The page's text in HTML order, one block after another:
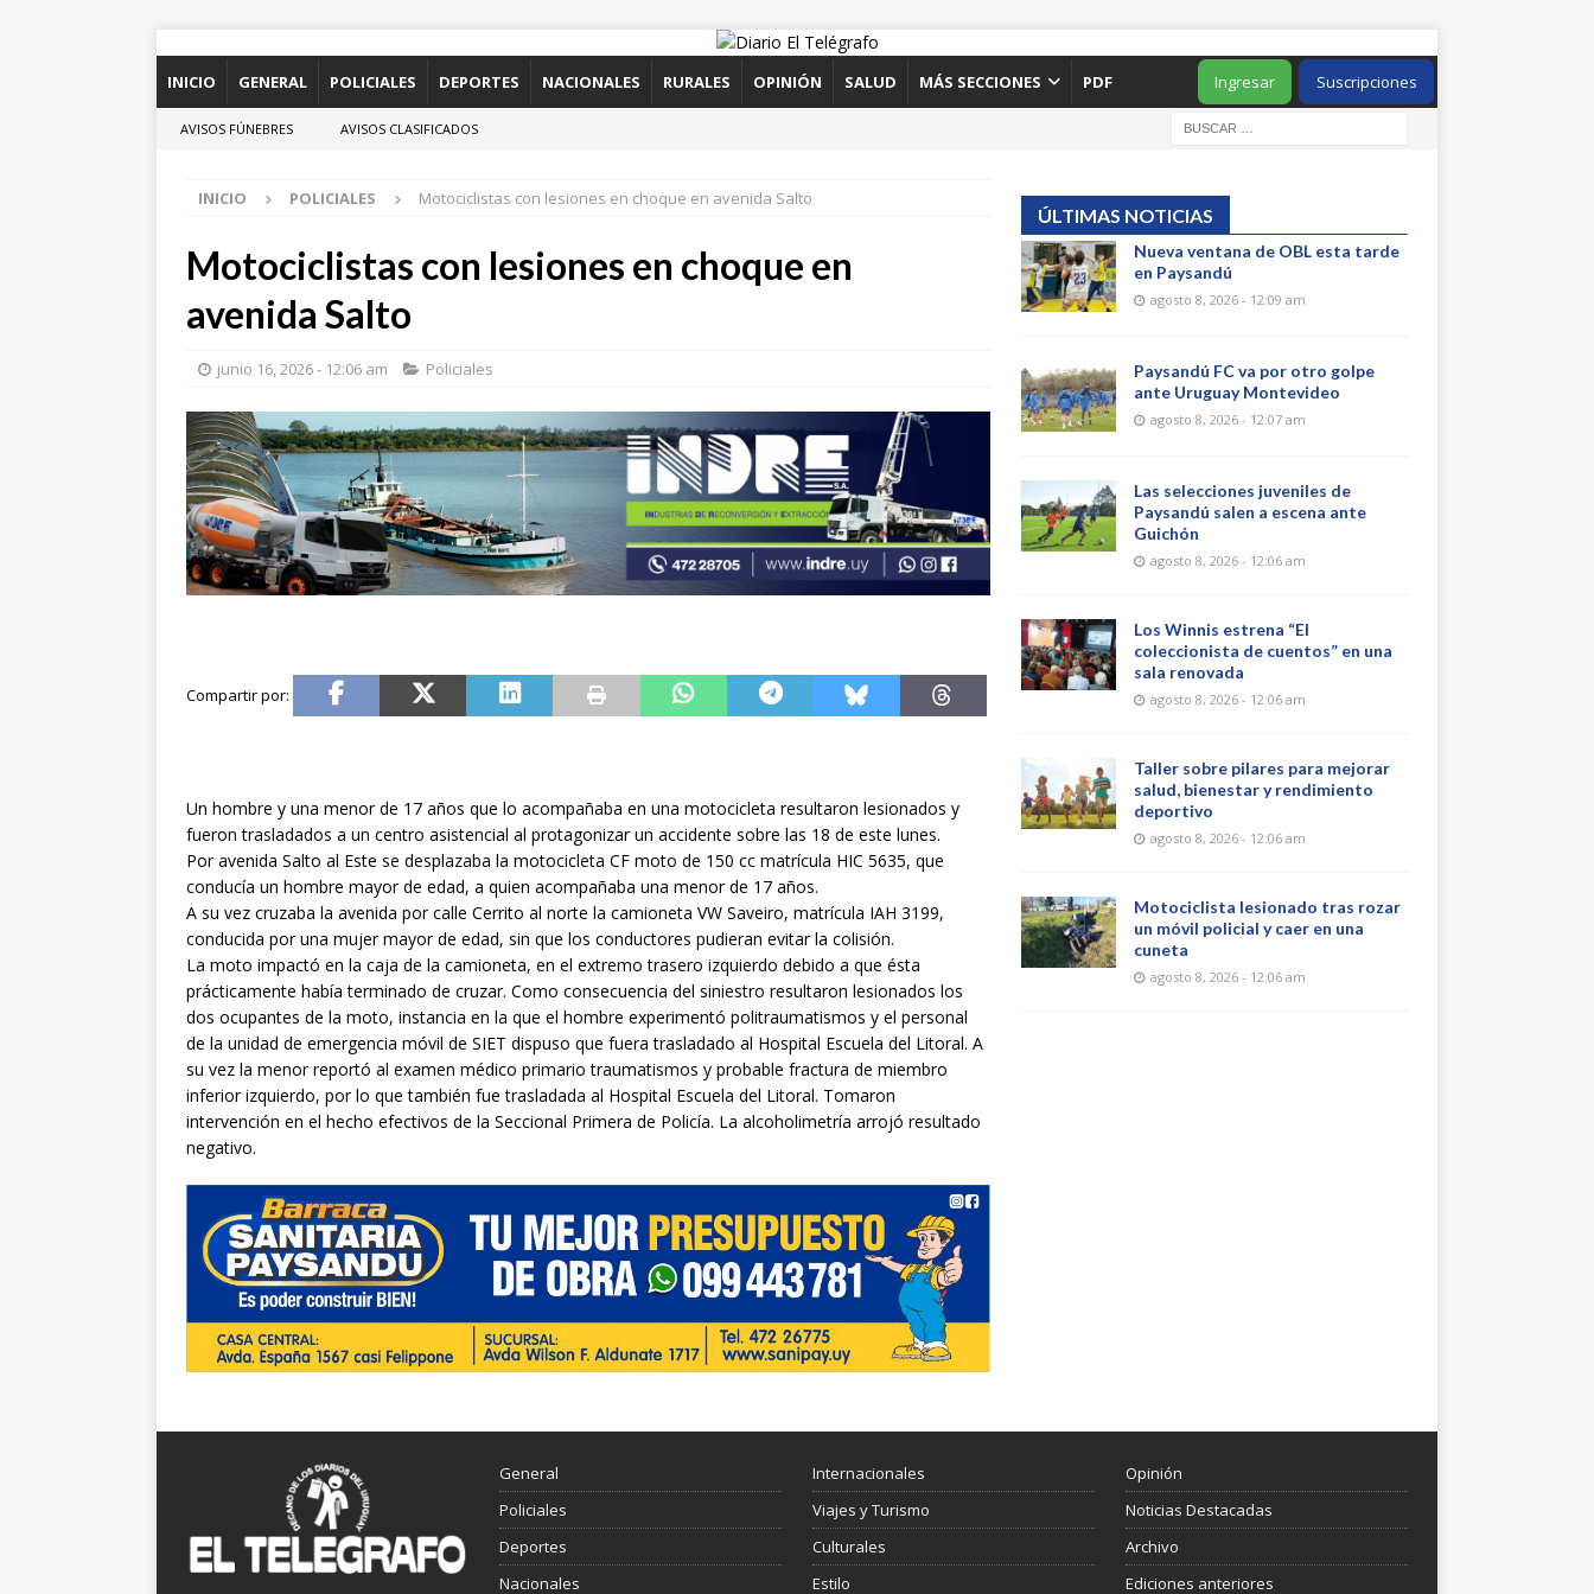
INICIO GENERAL POLICIALES DEPORTES NACIONALES RURALES OPINIÓN SALUD MÁS SECCIONES PDF Suscripciones
Ingresar
AVISOS FÚNEBRES AVISOS CLASIFICADOS
INICIO POLICIALES Motociclistas con lesiones en choque en avenida Salto
Motociclistas con lesiones en choque en
avenida Salto
junio 16, 2026 - 12:06 am Policiales
Un hombre y una menor de 17 años que lo acompañaba en una motocicleta resultaron lesionados y
fueron trasladados a un centro asistencial al protagonizar un accidente sobre las 18 de este lunes.
Por avenida Salto al Este se desplazaba la motocicleta CF moto de 150 cc matrícula HIC 5635, que
conducía un hombre mayor de edad, a quien acompañaba una menor de 17 años.
A su vez cruzaba la avenida por calle Cerrito al norte la camioneta VW Saveiro, matrícula IAH 3199,
conducida por una mujer mayor de edad, sin que los conductores pudieran evitar la colisión.
La moto impactó en la caja de la camioneta, en el extremo trasero izquierdo debido a que ésta
prácticamente había terminado de cruzar. Como consecuencia del siniestro resultaron lesionados los
dos ocupantes de la moto, instancia en la que el hombre experimentó politraumatismos y el personal
de la unidad de emergencia móvil de SIET dispuso que fuera trasladado al Hospital Escuela del Litoral. A
su vez la menor reportó al examen médico primario traumatismos y probable fractura de miembro
inferior izquierdo, por lo que también fue trasladada al Hospital Escuela del Litoral. Tomaron
intervención en el hecho efectivos de la Seccional Primera de Policía. La alcoholimetría arrojó resultado
negativo.
ÚLTIMAS NOTICIAS
Nueva ventana de OBL esta tarde
en Paysandú
agosto 8, 2026 - 12:09 am
Paysandú FC va por otro golpe
ante Uruguay Montevideo
agosto 8, 2026 - 12:07 am
Las selecciones juveniles de
Paysandú salen a escena ante
Guichón
agosto 8, 2026 - 12:06 am
Los Winnis estrena “El
coleccionista de cuentos” en una
sala renovada
agosto 8, 2026 - 12:06 am
Taller sobre pilares para mejorar
salud, bienestar y rendimiento
deportivo
agosto 8, 2026 - 12:06 am
Motociclista lesionado tras rozar
un móvil policial y caer en una
cuneta
agosto 8, 2026 - 12:06 am
General
Policiales
Deportes
Nacionales
Internacionales
Viajes y Turismo
Culturales
Estilo
Opinión
Noticias Destacadas
Archivo
Ediciones anteriores